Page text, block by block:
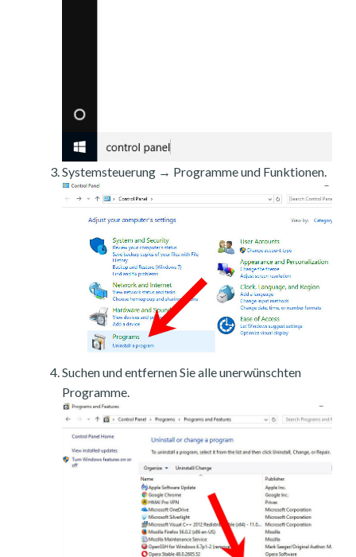
Systemsteuerung → Programme und Funktionen.
Suchen und entfernen Sie alle unerwünschten
Programme.